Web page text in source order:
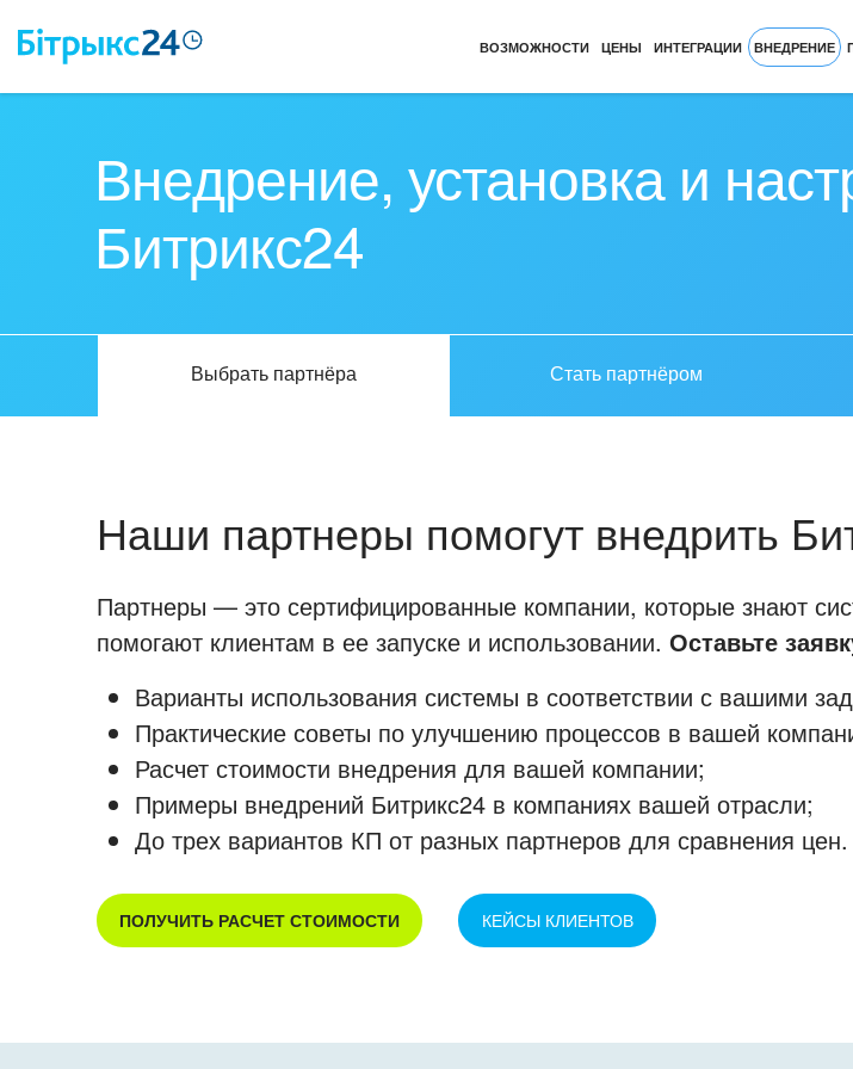
ВОЗМОЖНОСТИ ЦЕНЫ ИНТЕГРАЦИИ ВНЕДРЕНИЕ
Внедрение, установка и
Битрикс24
Выбрать партнёра Стать партнёром
Наши партнеры помогут внедрить
Партнеры — это сертифицированные компании, которые знают
помогают клиентам в ее запуске и использовании. Оставьте
Варианты использования системы в соответствии с вашими
Практические советы по улучшению процессов в вашей
Расчет стоимости внедрения для вашей компании;
Примеры внедрений Битрикс24 в компаниях вашей отрасли;
До трех вариантов КП от разных партнеров для сравнения цен.
ПОЛУЧИТЬ РАСЧЕТ СТОИМОСТИ КЕЙСЫ КЛИЕНТОВ